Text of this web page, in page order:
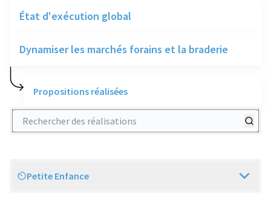
État d'exécution global
Dynamiser les marchés forains et la braderie
Propositions réalisées
Rechercher des réalisations
Scope
Petite Enfance